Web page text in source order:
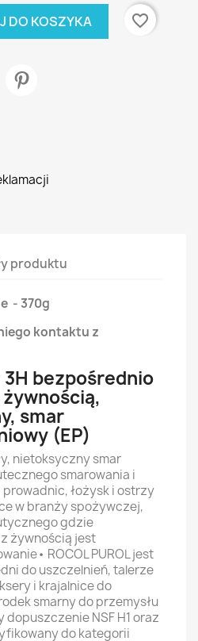
DO KOSZYKA favorite_border
produktu
- 370g
kontaktu z
3H bezpośrednio
smar
(EP)
nietoksyczny smar
smarowania i
łożysk i ostrzy
w branży spożywczej,
gdzie
żywnością jest
ROCOL PUROL jest
do uszczelnień, talerze
i krajalnice do
smarny do przemysłu
NSF H1 oraz
do kategorii